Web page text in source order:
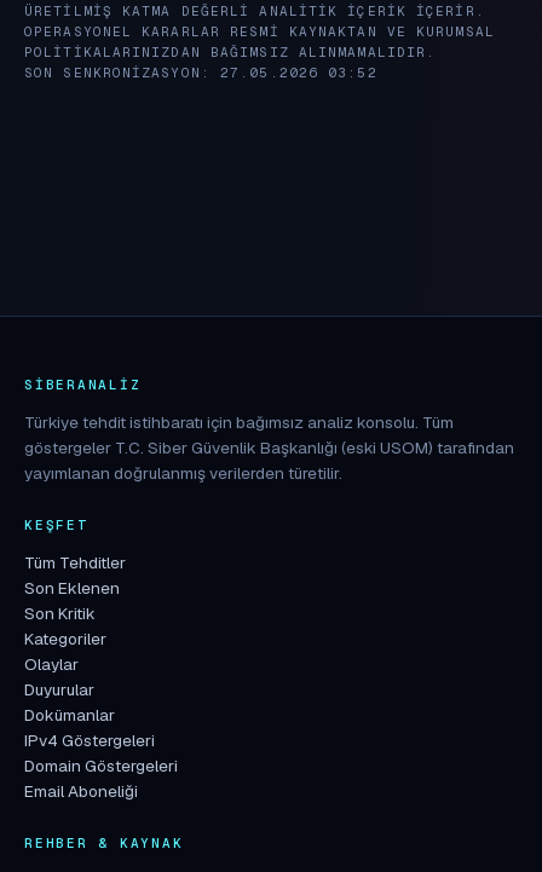
ÜRETILMIŞ KATMA DEĞERLI ANALITIK IÇERIK IÇERIR.
OPERASYONEL KARARLAR RESMI KAYNAKTAN VE KURUMSAL
POLITIKALARINIZDAN BAĞIMSIZ ALINMAMALIDIR.
SON SENKRONIZASYON: 27.05.2026 03:52
SIBERANALIZ
Türkiye tehdit istihbaratı için bağımsız analiz konsolu. Tüm
göstergeler T.C. Siber Güvenlik Başkanlığı (eski USOM) tarafından
yayımlanan doğrulanmış verilerden türetilir.
KEŞFET
Tüm Tehditler
Son Eklenen
Son Kritik
Kategoriler
Olaylar
Duyurular
Dokümanlar
IPv4 Göstergeleri
Domain Göstergeleri
Email Aboneliği
REHBER & KAYNAK